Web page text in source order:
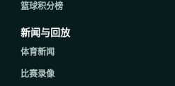
篮球积分榜
新闻与回放
体育新闻
比赛录像